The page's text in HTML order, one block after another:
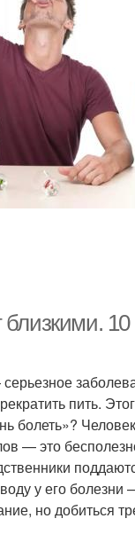
близкими.
пить.
болеть»?
— это
у его
но добиться